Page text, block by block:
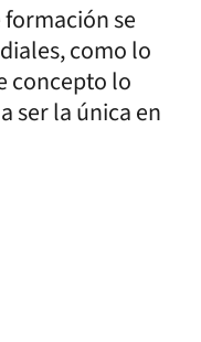
se
como lo
concepto lo
ser la única en